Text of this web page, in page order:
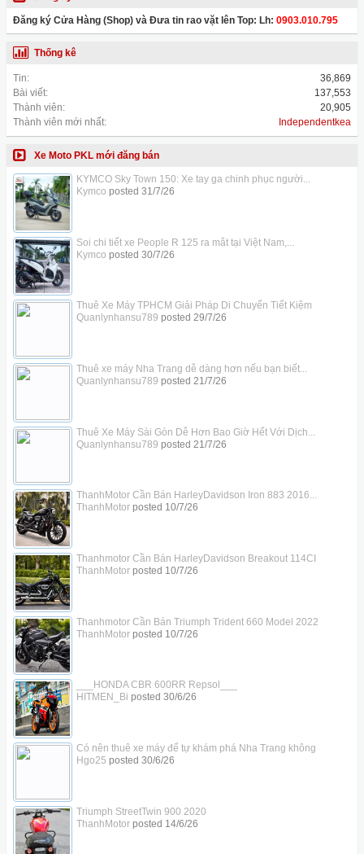
Đăng ký Cửa Hàng (Shop) và Đưa tin rao vặt lên Top: Lh: 0903.010.795
Thống kê
Tin:
36,869
Bài viết:
137,553
Thành viên:
20,905
Thành viên mới nhất:
Independentkea
Xe Moto PKL mới đăng bán
KYMCO Sky Town 150: Xe tay ga chinh phục người...
Kymco posted 31/7/26
Soi chi tiết xe People R 125 ra mắt tại Việt Nam,...
Kymco posted 30/7/26
Thuê Xe Máy TPHCM Giải Pháp Di Chuyển Tiết Kiệm
Quanlynhansu789 posted 29/7/26
Thuê xe máy Nha Trang dễ dàng hơn nếu bạn biết...
Quanlynhansu789 posted 21/7/26
Thuê Xe Máy Sài Gòn Dễ Hơn Bao Giờ Hết Với Dịch...
Quanlynhansu789 posted 21/7/26
ThanhMotor Cần Bán HarleyDavidson Iron 883 2016...
ThanhMotorposted 10/7/26
Thanhmotor Cần Bán HarleyDavidson Breakout 114CI
ThanhMotorposted 10/7/26
Thanhmotor Cần Bán Triumph Trident 660 Model 2022
ThanhMotorposted 10/7/26
___HONDA CBR 600RR Repsol___
HITMEN_Bi posted 30/6/26
Có nên thuê xe máy để tự khám phá Nha Trang không
Hgo25 posted 30/6/26
Triumph StreetTwin 900 2020
ThanhMotorposted 14/6/26